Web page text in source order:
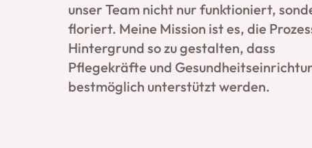
unser Team nicht nur funktioniert,
floriert. Meine Mission ist es, die
Hintergrund so zu gestalten, dass
Pflegekräfte und
bestmöglich unterstützt werden.